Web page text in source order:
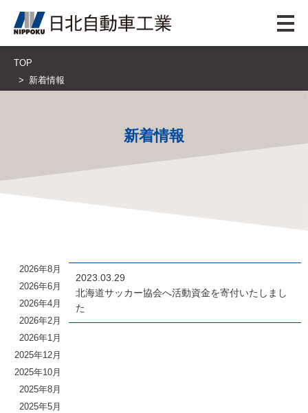
TOP
新着情報
新着情報
2026年8月
2026年6月
2026年4月
2026年2月
2026年1月
2025年12月
2025年10月
2025年8月
2025年5月
2023.03.29
北海道サッカー協会へ活動資金を寄付いたしまし
た